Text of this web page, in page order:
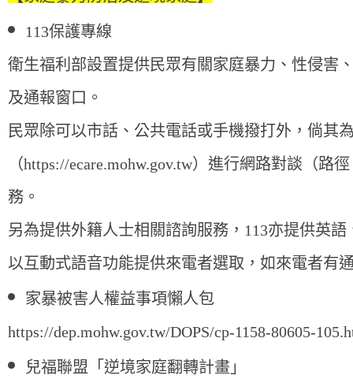
113保護專線
衛生福利部設置提供民眾有關家庭暴力、性侵害
及通報窗口。
民眾除可以市話、公共電話或手機撥打外，倘其
（https://ecare.mohw.gov.tw）進行網路對談（路
務。
另為提供外籍人士相關諮詢服務，113亦提供英
以互動式語音功能提供來電者選取，如來電者有
家暴被害人權益事項懶人包
https://dep.mohw.gov.tw/DOPS/cp-1158-80605-
兒福聯盟「逆境家庭翻轉計畫」